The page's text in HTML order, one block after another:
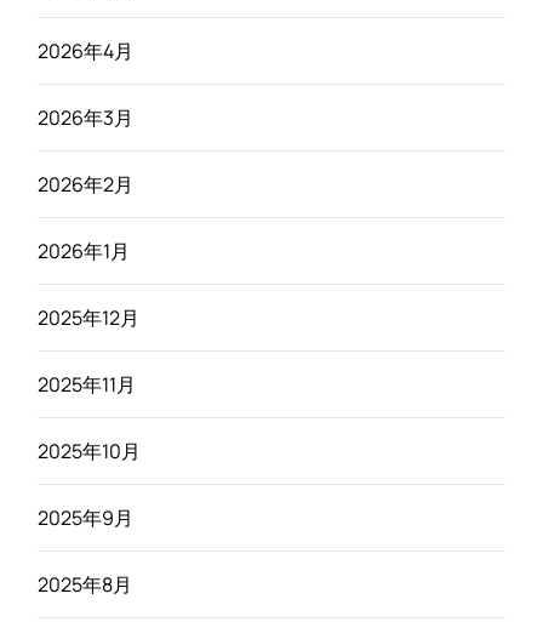
2026年4月
2026年3月
2026年2月
2026年1月
2025年12月
2025年11月
2025年10月
2025年9月
2025年8月